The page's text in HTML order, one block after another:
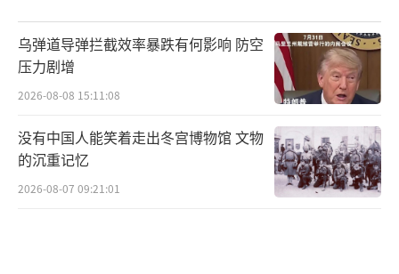
乌弹道导弹拦截效率暴跌有何影响 防空
压力剧增
2026-08-08 15:11:08
没有中国人能笑着走出冬宫博物馆 文物
的沉重记忆
2026-08-07 09:21:01